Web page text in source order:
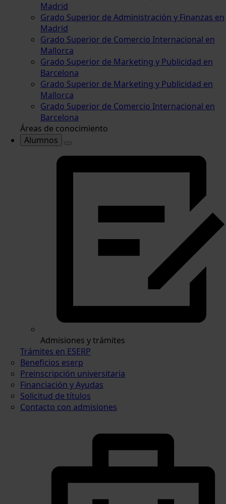
Madrid
Grado Superior de Administración y Finanzas en
Madrid
Grado Superior de Comercio Internacional en
Mallorca
Grado Superior de Marketing y Publicidad en
Barcelona
Grado Superior de Marketing y Publicidad en
Mallorca
Grado Superior de Comercio Internacional en
Barcelona
Áreas de conocimiento
Alumnos
Admisiones y trámites
Trámites en ESERP
Beneficios eserp
Preinscripción universitaria
Financiación y Ayudas
Solicitud de títulos
Contacto con admisiones